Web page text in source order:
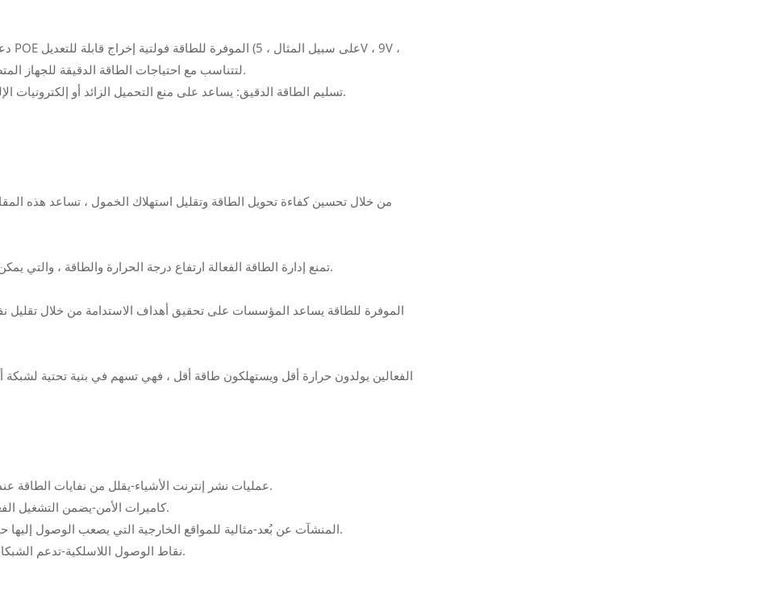
12V ، 24V) لتتناسب مع احتياجات الطاقة الدقيقة للجهاز المتصل ، مما يقلل من تبديد الطاقة الزائد.
--- تسليم الطاقة الدقيق: يساعد على منع التحميل الزائد أو إلكترونيات الإلكترونيات الحساسة ، وزيادة الكفاءة التشغيلية.
--- تمنع إدارة الطاقة الفعالة ارتفاع درجة الحرارة والطاقة ، والتي يمكن أن تمدد عمر كل من الخائن والأجهزة المتصلة.
--- عمليات نشر إنترنت الأشياء-يقلل من نفايات الطاقة عند توصيل أجهزة إنترنت الأشياء منخفضة الطاقة.
--- كاميرات الأمن-يضمن التشغيل الفعال للكاميرات غير بوي مع تقليل توليد الحرارة.
--- المنشآت عن بُعد-مثالية للمواقع الخارجية التي يصعب الوصول إليها حيث يكون الحفاظ على الطاقة أمرًا بالغ الأهمية.
--- نقاط الوصول اللاسلكية-تدعم الشبكات الموفرة للطاقة مع تحسين استخدام الطاقة.